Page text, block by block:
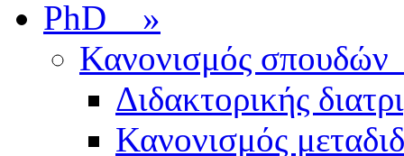
PhD »
Κανονισμός
Διδακτορικής
Κανονισμός